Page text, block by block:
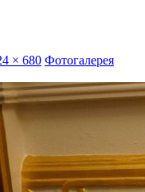
× 680 Фотогалерея